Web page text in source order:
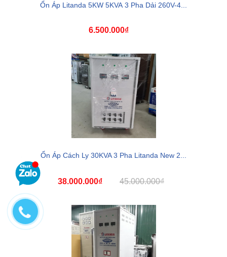
Ổn Áp Litanda 5KW 5KVA 3 Pha Dải 260V-4...
6.500.000₫
Ổn Áp Cách Ly 30KVA 3 Pha Litanda New 2...
38.000.000₫ 45.000.000₫